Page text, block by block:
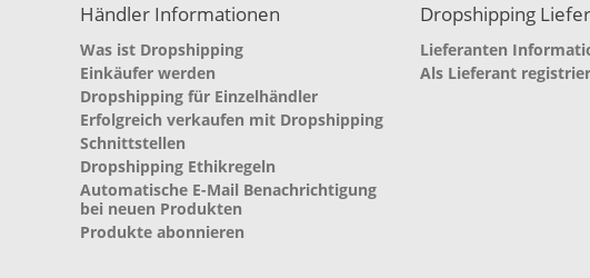
Händler Informationen
Was ist Dropshipping
Einkäufer werden
Dropshipping für Einzelhändler
Erfolgreich verkaufen mit Dropshipping
Schnittstellen
Dropshipping Ethikregeln
Automatische E-Mail Benachrichtigung
bei neuen Produkten
Produkte abonnieren
Dropshipping
Lieferanten
Als Lieferant